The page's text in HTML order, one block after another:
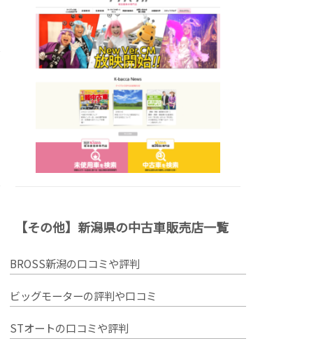
【その他】新潟県の中古車販売店一覧
BROSS新潟の口コミや評判
ビッグモーターの評判や口コミ
STオートの口コミや評判